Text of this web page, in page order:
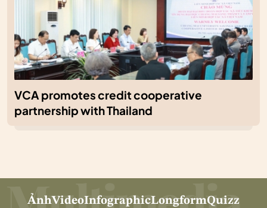
VCA promotes credit cooperative
partnership with Thailand
ẢnhVideoInfographicLongformQuizz